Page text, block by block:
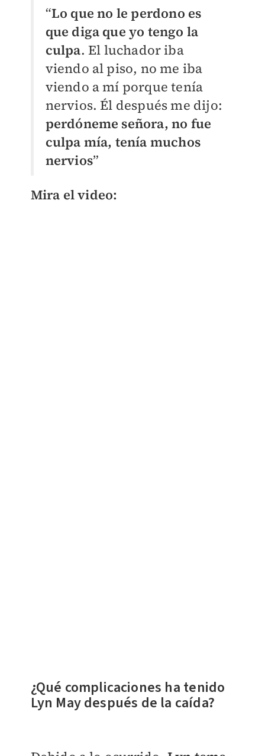
“Lo que no le perdono es
que diga que yo tengo la
culpa. El luchador iba
viendo al piso, no me iba
viendo a mí porque tenía
nervios. Él después me dijo:
perdóneme señora, no fue
culpa mía, tenía muchos
nervios”
Mira el video:
¿Qué complicaciones ha tenido
Lyn May después de la caída?